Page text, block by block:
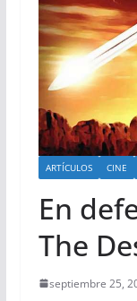
ARTÍCULOS CINE
En
The
septiembre 25,